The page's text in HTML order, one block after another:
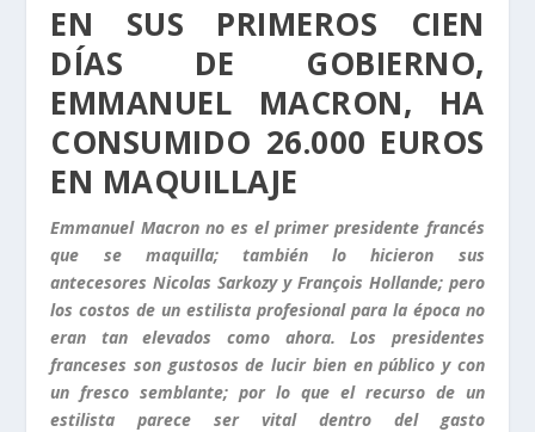
EN SUS PRIMEROS CIEN
DÍAS DE GOBIERNO,
EMMANUEL MACRON, HA
CONSUMIDO 26.000 EUROS
EN MAQUILLAJE
Emmanuel Macron no es el primer presidente francés
que se maquilla; también lo hicieron sus
antecesores Nicolas Sarkozy y François Hollande; pero
los costos de un estilista profesional para la época no
eran tan elevados como ahora. Los presidentes
franceses son gustosos de lucir bien en público y con
un fresco semblante; por lo que el recurso de un
estilista parece ser vital dentro del gasto